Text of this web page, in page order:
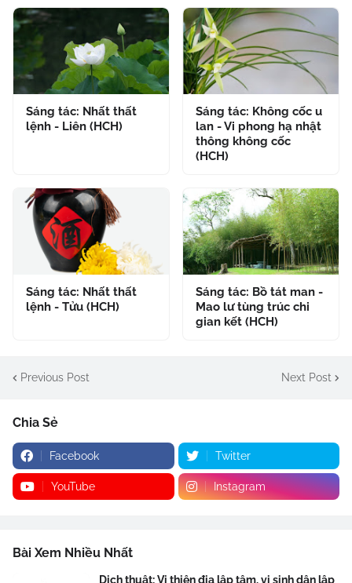
Sáng tác: Nhất thất
lệnh - Liên (HCH)
Sáng tác: Không cốc u
lan - Vi phong hạ nhật
thông không cốc
(HCH)
Sáng tác: Nhất thất
lệnh - Tửu (HCH)
Sáng tác: Bồ tát man -
Mao lư tùng trúc chi
gian kết (HCH)
Previous Post Next Post
Chia Sẻ
Facebook Twitter
YouTube Instagram
Bài Xem Nhiều Nhất
Dịch thuật: Vị thiên địa lập tâm, vị sinh dân lập